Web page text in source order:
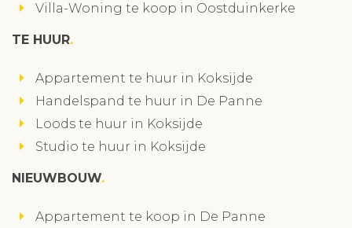
Villa-Woning te koop in Oostduinkerke
TE HUUR
Appartement te huur in Koksijde
Handelspand te huur in De Panne
Loods te huur in Koksijde
Studio te huur in Koksijde
NIEUWBOUW
Appartement te koop in De Panne